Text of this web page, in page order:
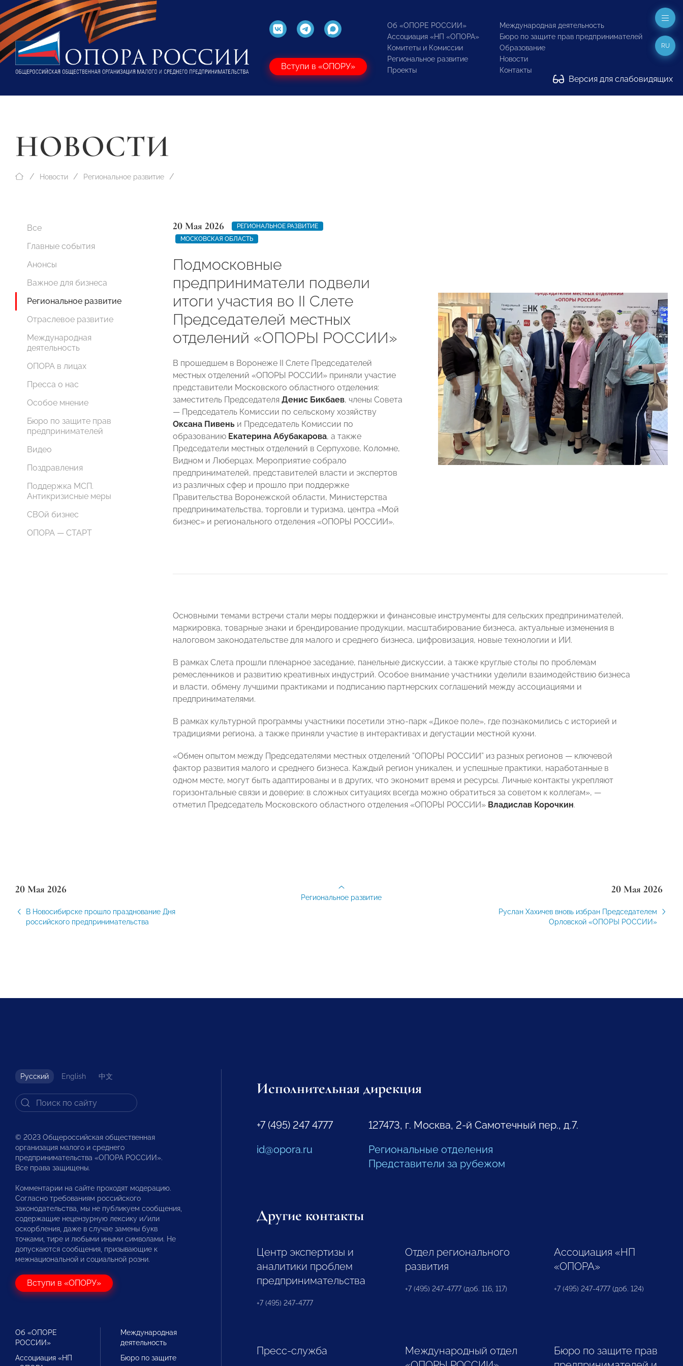
Вступи в «ОПОРУ»
Об «ОПОРЕ РОССИИ»
Ассоциация «НП «ОПОРА»
Комитеты и Комиссии
Региональное развитие
Проекты
Международная деятельность
Бюро по защите прав предпринимателей
Образование
Новости
Контакты
Версия для слабовидящих
RU
НОВОСТИ
Новости Региональное развитие
Все
Главные события
Анонсы
Важное для бизнеса
Региональное развитие
Отраслевое развитие
Международная
деятельность
ОПОРА в лицах
Пресса о нас
Особое мнение
Бюро по защите прав
предпринимателей
Видео
Поздравления
Поддержка МСП.
Антикризисные меры
СВОй бизнес
ОПОРА — СТАРТ
20 Мая 2026
РЕГИОНАЛЬНОЕ РАЗВИТИЕ
МОСКОВСКАЯ ОБЛАСТЬ
Подмосковные
предприниматели подвели
итоги участия во II Слете
Председателей местных
отделений «ОПОРЫ РОССИИ»
В прошедшем в Воронеже II Слете Председателей
местных отделений «ОПОРЫ РОССИИ» приняли участие
представители Московского областного отделения:
заместитель Председателя Денис Бикбаев, члены Совета
— Председатель Комиссии по сельскому хозяйству
Оксана Пивень и Председатель Комиссии по
образованию Екатерина Абубакарова, а также
Председатели местных отделений в Серпухове, Коломне,
Видном и Люберцах. Мероприятие собрало
предпринимателей, представителей власти и экспертов
из различных сфер и прошло при поддержке
Правительства Воронежской области, Министерства
предпринимательства, торговли и туризма, центра «Мой
бизнес» и регионального отделения «ОПОРЫ РОССИИ».
Основными темами встречи стали меры поддержки и финансовые инструменты для сельских предпринимателей,
маркировка, товарные знаки и брендирование продукции, масштабирование бизнеса, актуальные изменения в
налоговом законодательстве для малого и среднего бизнеса, цифровизация, новые технологии и ИИ.
В рамках Слета прошли пленарное заседание, панельные дискуссии, а также круглые столы по проблемам
ремесленников и развитию креативных индустрий. Особое внимание участники уделили взаимодействию бизнеса
и власти, обмену лучшими практиками и подписанию партнерских соглашений между ассоциациями и
предпринимателями.
В рамках культурной программы участники посетили этно-парк «Дикое поле», где познакомились с историей и
традициями региона, а также приняли участие в интерактивах и дегустации местной кухни.
«Обмен опытом между Председателями местных отделений “ОПОРЫ РОССИИ” из разных регионов — ключевой
фактор развития малого и среднего бизнеса. Каждый регион уникален, и успешные практики, наработанные в
одном месте, могут быть адаптированы и в других, что экономит время и ресурсы. Личные контакты укрепляют
горизонтальные связи и доверие: в сложных ситуациях всегда можно обратиться за советом к коллегам», —
отметил Председатель Московского областного отделения «ОПОРЫ РОССИИ» Владислав Корочкин.
20 Мая 2026
В Новосибирске прошло празднование Дня
российского предпринимательства
20 Мая 2026
Руслан Хахичев вновь избран Председателем
Орловской «ОПОРЫ РОССИИ»
Региональное развитие
Русский English 中文
© 2023 Общероссийская общественная
организация малого и среднего
предпринимательства «ОПОРА РОССИИ».
Все права защищены.
Комментарии на сайте проходят модерацию.
Согласно требованиям российского
законодательства, мы не публикуем сообщения,
содержащие нецензурную лексику и/или
оскорбления, даже в случае замены букв
точками, тире и любыми иными символами. Не
допускаются сообщения, призывающие к
межнациональной и социальной розни.
Вступи в «ОПОРУ»
Об «ОПОРЕ
РОССИИ»
Ассоциация «НП
Международная
деятельность
Бюро по защите
Исполнительная дирекция
+7 (495) 247 4777
id@opora.ru
127473, г. Москва, 2-й Самотечный пер., д.7.
Региональные отделения
Представители за рубежом
Другие контакты
Центр экспертизы и
аналитики проблем
предпринимательства
+7 (495) 247-4777
Отдел регионального
развития
+7 (495) 247-4777 (доб. 116, 117)
Ассоциация «НП
«ОПОРА»
+7 (495) 247-4777 (доб. 124)
Пресс-служба
Международный отдел
Бюро по защите прав